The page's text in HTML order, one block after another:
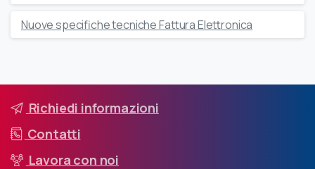
Nuove specifiche tecniche Fattura Elettronica
Richiedi informazioni
Contatti
Lavora con noi